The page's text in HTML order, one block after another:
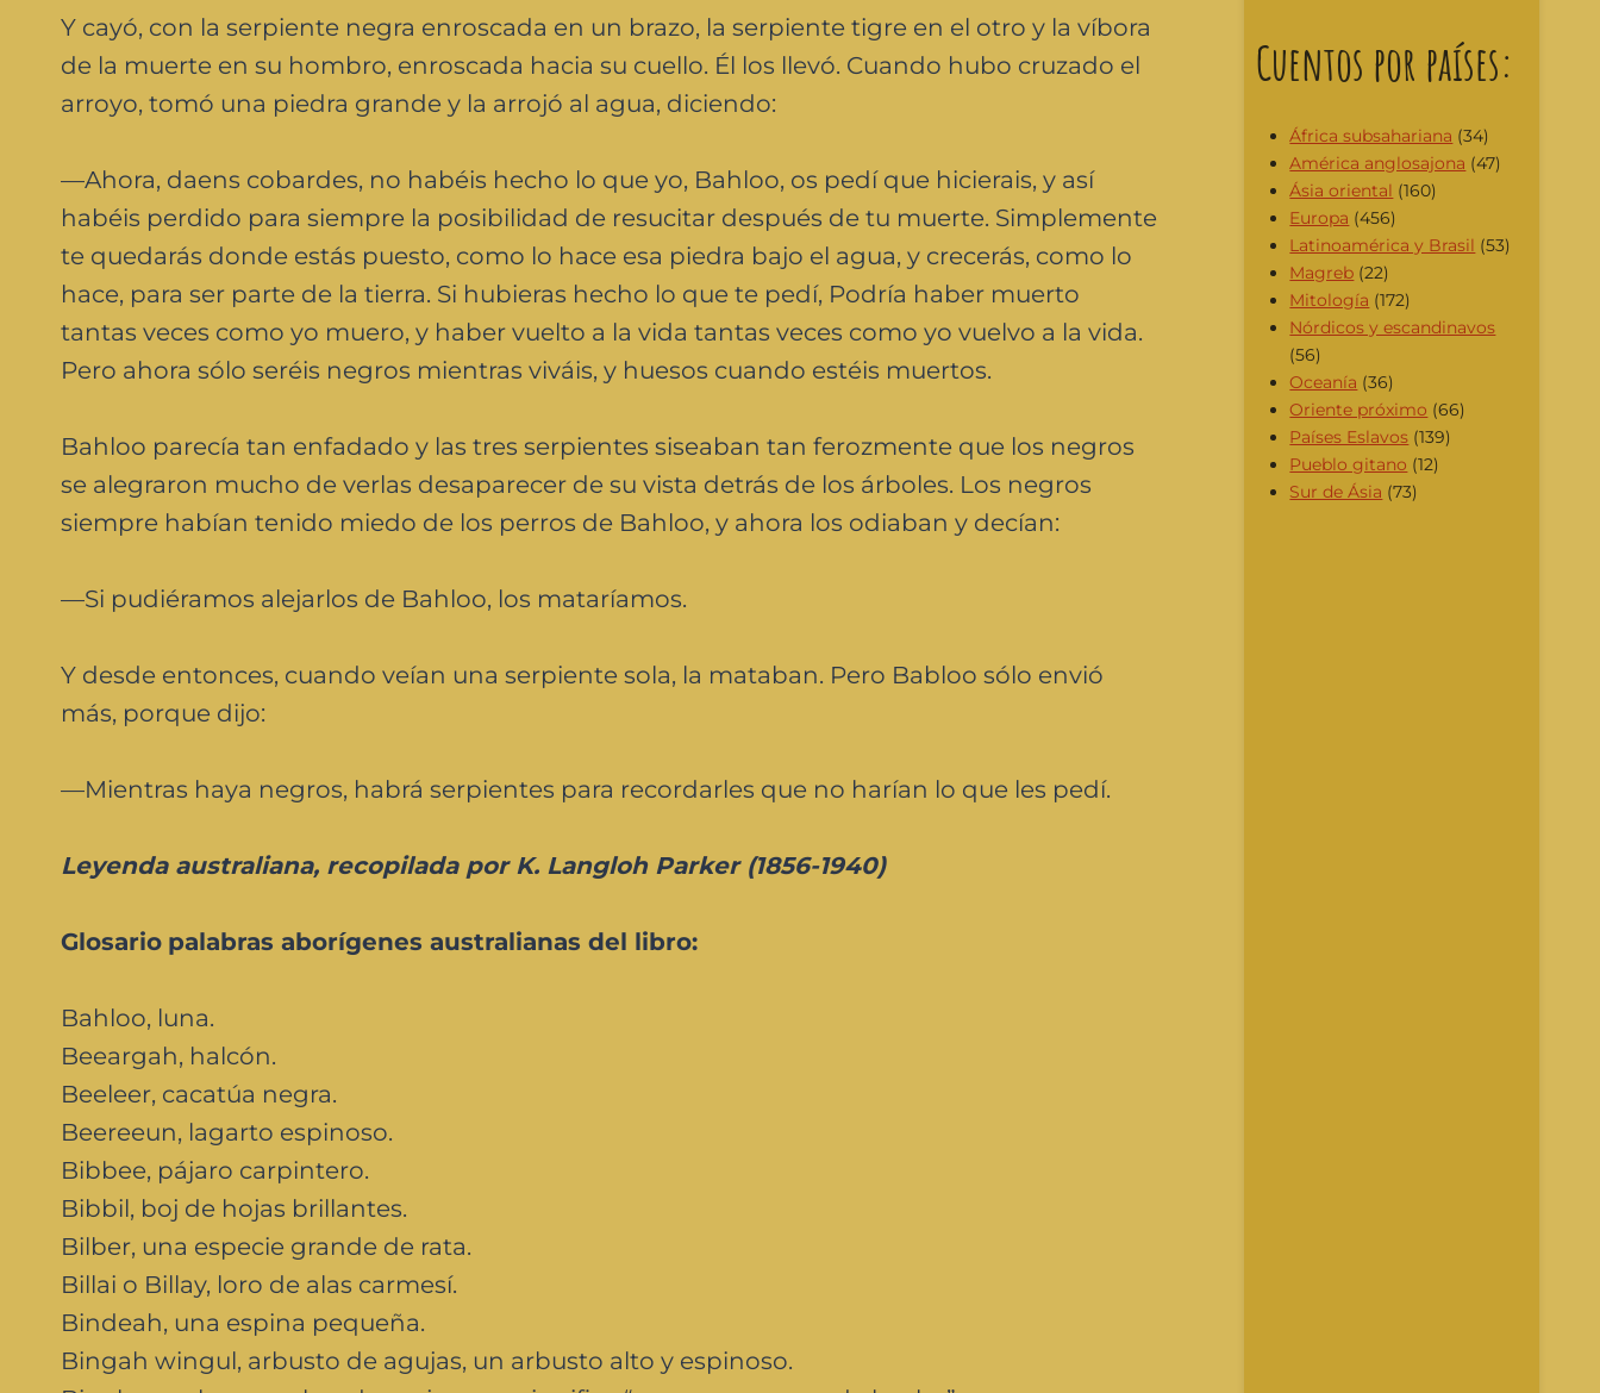
Y cayó, con la serpiente negra enroscada en un brazo, la serpiente tigre en el otro y la víbora
de la muerte en su hombro, enroscada hacia su cuello. Él los llevó. Cuando hubo cruzado el
arroyo, tomó una piedra grande y la arrojó al agua, diciendo:
—Ahora, daens cobardes, no habéis hecho lo que yo, Bahloo, os pedí que hicierais, y así
habéis perdido para siempre la posibilidad de resucitar después de tu muerte. Simplemente
te quedarás donde estás puesto, como lo hace esa piedra bajo el agua, y crecerás, como lo
hace, para ser parte de la tierra. Si hubieras hecho lo que te pedí, Podría haber muerto
tantas veces como yo muero, y haber vuelto a la vida tantas veces como yo vuelvo a la vida.
Pero ahora sólo seréis negros mientras viváis, y huesos cuando estéis muertos.
Bahloo parecía tan enfadado y las tres serpientes siseaban tan ferozmente que los negros
se alegraron mucho de verlas desaparecer de su vista detrás de los árboles. Los negros
siempre habían tenido miedo de los perros de Bahloo, y ahora los odiaban y decían:
—Si pudiéramos alejarlos de Bahloo, los mataríamos.
Y desde entonces, cuando veían una serpiente sola, la mataban. Pero Babloo sólo envió
más, porque dijo:
—Mientras haya negros, habrá serpientes para recordarles que no harían lo que les pedí.
Leyenda australiana, recopilada por K. Langloh Parker (1856-1940)
Glosario palabras aborígenes australianas del libro:
Bahloo, luna.
Beeargah, halcón.
Beeleer, cacatúa negra.
Beereeun, lagarto espinoso.
Bibbee, pájaro carpintero.
Bibbil, boj de hojas brillantes.
Bilber, una especie grande de rata.
Billai o Billay, loro de alas carmesí.
Bindeah, una espina pequeña.
Bingah wingul, arbusto de agujas, un arbusto alto y espinoso.
Cuentos por países:
África subsahariana (34)
América anglosajona (47)
Ásia oriental (160)
Europa (456)
Latinoamérica y Brasil (53)
Magreb (22)
Mitología (172)
Nórdicos y escandinavos
(56)
Oceanía (36)
Oriente próximo (66)
Países Eslavos (139)
Pueblo gitano (12)
Sur de Ásia (73)